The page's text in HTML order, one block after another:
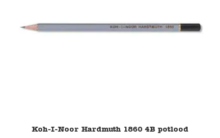
Koh-I-Noor Hardmuth 1860 4B potlood